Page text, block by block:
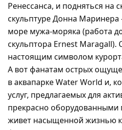
Ренессанса, и подняться на
скульптуре Донна
море мужа-моряка (работа
скульптора Ernest Maragall).
настоящим символом
А вот фанатам острых
в аквапарке Water World и,
услуг, предлагаемых для
прекрасно оборудованными
живет насыщенной жизнью